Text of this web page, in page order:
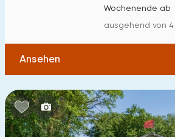
Zu öffentlichen Verkehrsmitteln
0,2 0,5 1
Wochenende ab
ausgehend von 4
Ansehen